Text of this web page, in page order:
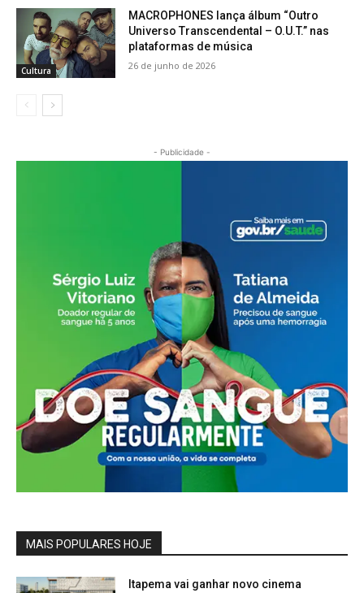
Cultura
MACROPHONES lança álbum “Outro
Universo Transcendental – O.U.T.” nas
plataformas de música
26 de junho de 2026
- Publicidade -
MAIS POPULARES HOJE
Itapema vai ganhar novo cinema